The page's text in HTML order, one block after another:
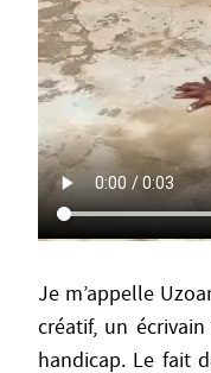
Je m’appelle
créatif, un
handicap. Le fait